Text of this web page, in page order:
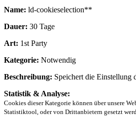
Name: ld-cookieselection**
Dauer: 30 Tage
Art: 1st Party
Kategorie: Notwendig
Beschreibung: Speichert die Einstellung
Statistik & Analyse:
Cookies dieser Kategorie können über unsere
Statistiktool, oder von Drittanbietern gesetzt